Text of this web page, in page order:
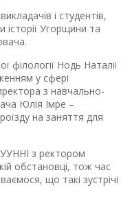
і студентів,
історії Угорщини та
філології Нодь Наталії
у сфері
з навчально-
Юлія Імре –
на заняття для
УУННІ з ректором
обстановці, тож час
що такі зустрічі